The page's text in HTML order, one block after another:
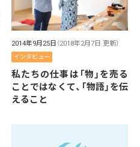
2014年9月25日 （2018年2月7日 更新）
インタビュー
私たちの仕事は「物」を売る
ことではなくて、「物語」を伝
えること